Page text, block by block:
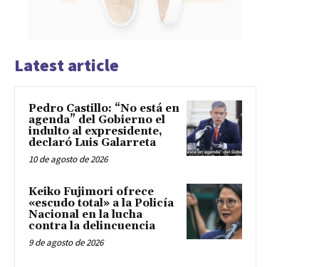
Latest article
Pedro Castillo: “No está en
agenda” del Gobierno el
indulto al expresidente,
declaró Luis Galarreta
10 de agosto de 2026
Keiko Fujimori ofrece
«escudo total» a la Policía
Nacional en la lucha
contra la delincuencia
9 de agosto de 2026